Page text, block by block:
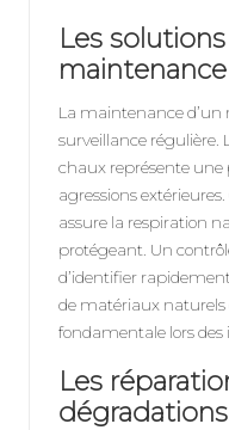
Les
La maintenance
surveillance régulière.
chaux représente une
agressions
assure la respiration
protégeant. Un
d’identifier
de matériaux naturels
fondamentale lors des
Les
dégradations